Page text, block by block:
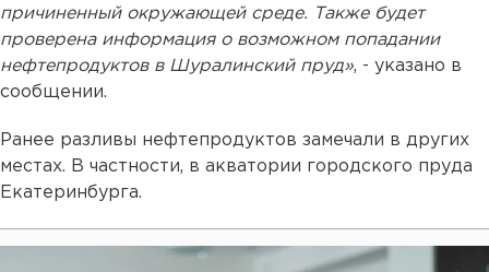
причиненный окружающей среде. Также будет
проверена информация о возможном попадании
нефтепродуктов в Шуралинский пруд», - указано в
сообщении.
Ранее разливы нефтепродуктов замечали в других
местах. В частности, в акватории городского пруда
Екатеринбурга.